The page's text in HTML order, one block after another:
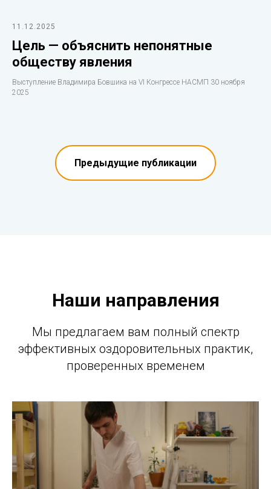
11.12.2025
Цель — объяснить непонятные
обществу явления
Выступление Владимира Бовшика на VI Конгрессе НАСМП 30 ноября
2025
Предыдущие публикации
Наши направления
Мы предлагаем вам полный спектр
эффективных оздоровительных практик,
проверенных временем